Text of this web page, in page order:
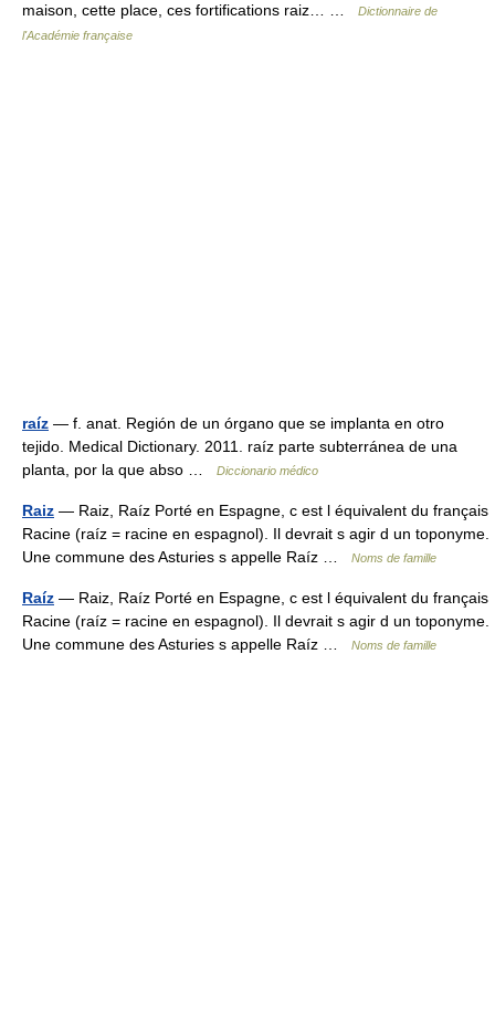
maison, cette place, ces fortifications raiz… …
Dictionnaire de
l'Académie française
raíz — f. anat. Región de un órgano que se implanta en otro
tejido. Medical Dictionary. 2011. raíz parte subterránea de una
planta, por la que abso …
Diccionario médico
Raiz — Raiz, Raíz Porté en Espagne, c est l équivalent du français
Racine (raíz = racine en espagnol). Il devrait s agir d un toponyme.
Une commune des Asturies s appelle Raíz …
Noms de famille
Raíz — Raiz, Raíz Porté en Espagne, c est l équivalent du français
Racine (raíz = racine en espagnol). Il devrait s agir d un toponyme.
Une commune des Asturies s appelle Raíz …
Noms de famille